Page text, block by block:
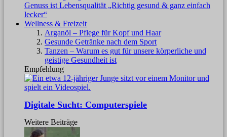
Genuss ist Lebensqualität „Richtig gesund & ganz einfach
lecker“
Wellness & Freizeit
Arganöl – Pflege für Kopf und Haar
Gesunde Getränke nach dem Sport
Tanzen – Warum es gut für unsere körperliche und
geistige Gesundheit ist
Empfehlung
Digitale Sucht: Computerspiele
Weitere Beiträge